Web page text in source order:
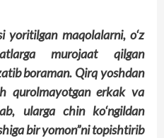
yoritilgan maqolalarni, o‘z
murojaat qilgan
boraman. Qirq yoshdan
qurolmayotgan erkak va
ularga chin ko‘ngildan
bir yomon”ni topishtirib